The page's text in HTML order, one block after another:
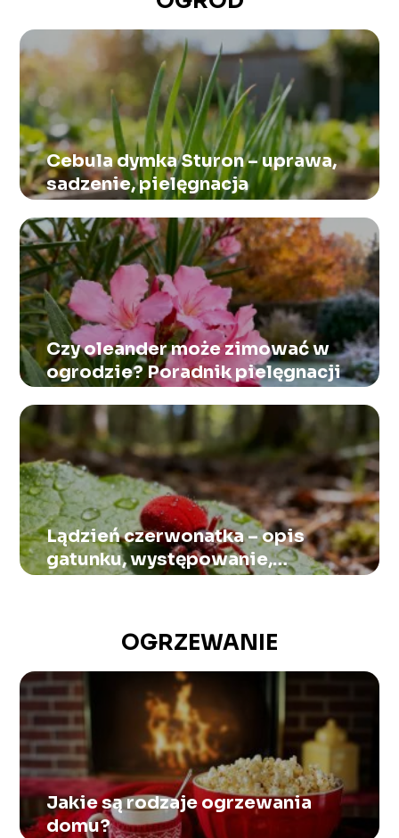
Cebula dymka Sturon – uprawa,
sadzenie, pielęgnacja
Czy oleander może zimować w
ogrodzie? Poradnik pielęgnacji
Lądzień czerwonatka – opis
gatunku, występowanie,
OGRZEWANIE
Jakie są rodzaje ogrzewania
domu?